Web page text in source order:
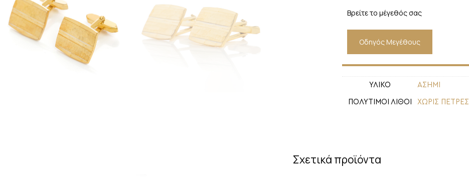
Βρείτε το μέγεθός σας
Οδηγός Μεγέθους
ΥΛΙΚΟ ΑΣΗΜΙ
ΠΟΛΥΤΙΜΟΙ ΛΙΘΟΙ ΧΩΡΙΣ ΠΕΤΡΕΣ
Σχετικά προϊόντα